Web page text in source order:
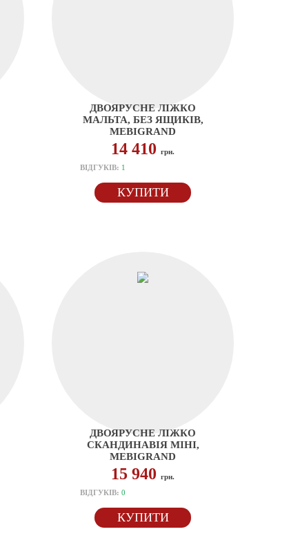
ДВОЯРУСНЕ ЛІЖКО
МАЛЬТА, БЕЗ ЯЩИКІВ,
MEBIGRAND
14 410 грн.
ВІДГУКІВ: 1
КУПИТИ
ДВОЯРУСНЕ ЛІЖКО
СКАНДИНАВІЯ МІНІ,
MEBIGRAND
15 940 грн.
ВІДГУКІВ: 0
КУПИТИ